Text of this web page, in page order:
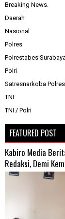
Breaking News.
Daerah
Nasional
Polres
Polrestabes Surabaya
Polri
Satresnarkoba
TNI
TNI / Polri
FEATURED POST
Kabiro Media
Redaksi, Demi